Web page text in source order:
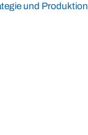
und Produktion